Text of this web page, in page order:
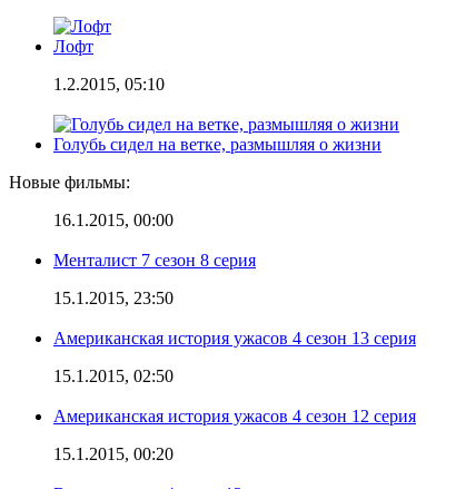
Лофт
1.2.2015, 05:10
Голубь сидел на ветке, размышляя о жизни
Новые фильмы:
16.1.2015, 00:00
Менталист 7 сезон 8 серия
15.1.2015, 23:50
Американская история ужасов 4 сезон 13 серия
15.1.2015, 02:50
Американская история ужасов 4 сезон 12 серия
15.1.2015, 00:20